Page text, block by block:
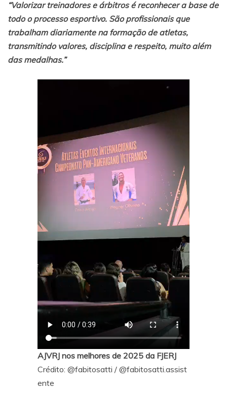
“Valorizar treinadores e árbitros é reconhecer a base de
todo o processo esportivo. São profissionais que
trabalham diariamente na formação de atletas,
transmitindo valores, disciplina e respeito, muito além
das medalhas.”
AJVRJ nos melhores de 2025 da FJERJ
Crédito: @fabitosatti / @fabitosatti.assist
ente